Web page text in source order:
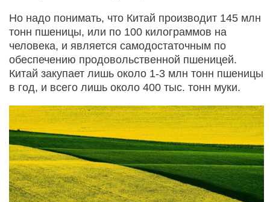
Но надо понимать, что Китай производит 145 млн
тонн пшеницы, или по 100 килограммов на
человека, и является самодостаточным по
обеспечению продовольственной пшеницей.
Китай закупает лишь около 1-3 млн тонн пшеницы
в год, и всего лишь около 400 тыс. тонн муки.